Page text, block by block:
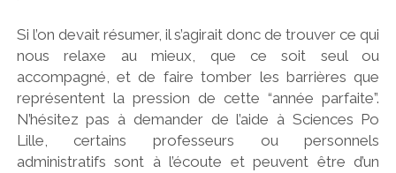
Si l’on devait résumer, il s’agirait donc de trouver ce qui
nous relaxe au mieux, que ce soit seul ou
accompagné, et de faire tomber les barrières que
représentent la pression de cette “année parfaite”.
N’hésitez pas à demander de l’aide à Sciences Po
Lille, certains professeurs ou personnels
administratifs sont à l’écoute et peuvent être d’un